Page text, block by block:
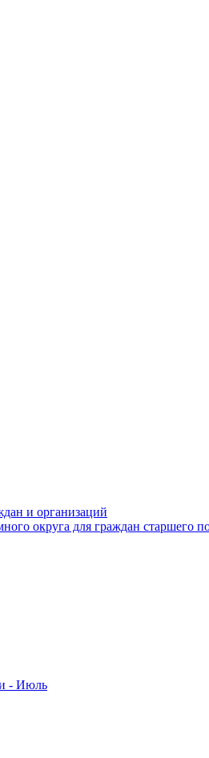
и организаций
округа для граждан старшего
- Июль